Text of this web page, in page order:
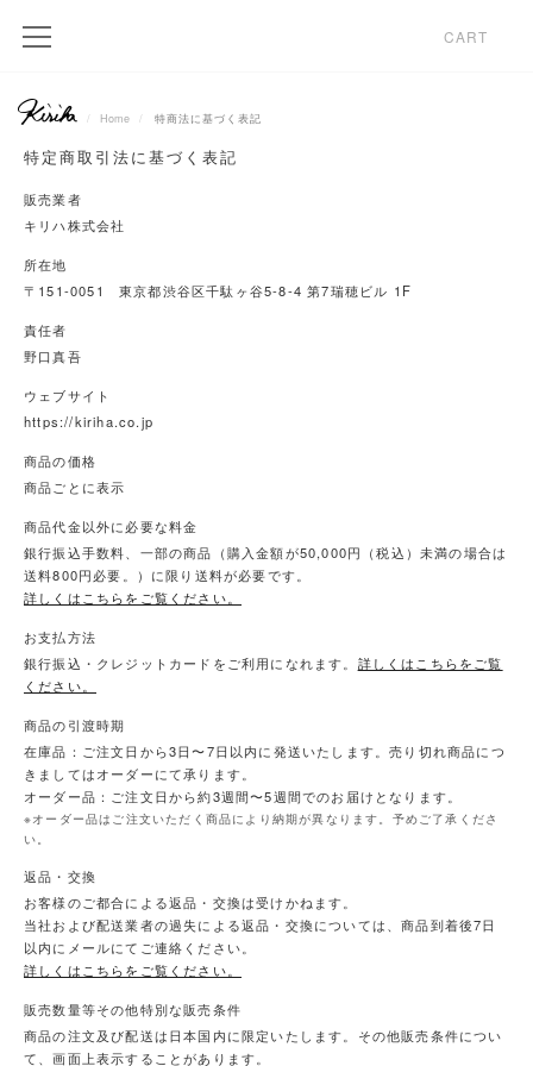
CART
Home 特商法に基づく表記
特定商取引法に基づく表記
販売業者
キリハ株式会社
所在地
〒151-0051 東京都渋谷区千駄ヶ谷5-8-4 第7瑞穂ビル 1F
責任者
野口真吾
ウェブサイト
https://kiriha.co.jp
商品の価格
商品ごとに表示
商品代金以外に必要な料金
銀行振込手数料、一部の商品（購入金額が50,000円（税込）未満の場合は
送料800円必要。）に限り送料が必要です。
詳しくはこちらをご覧ください。
お支払方法
銀行振込・クレジットカードをご利用になれます。 詳しくはこちらをご覧
ください。
商品の引渡時期
在庫品：ご注文日から3日〜7日以内に発送いたします。売り切れ商品につ
きましてはオーダーにて承ります。
オーダー品：ご注文日から約3週間〜5週間でのお届けとなります。
※オーダー品はご注文いただく商品により納期が異なります。予めご了承くださ
い。
返品・交換
お客様のご都合による返品・交換は受けかねます。
当社および配送業者の過失による返品・交換については、商品到着後7日
以内にメールにてご連絡ください。
詳しくはこちらをご覧ください。
販売数量等その他特別な販売条件
商品の注文及び配送は日本国内に限定いたします。その他販売条件につい
て、画面上表示することがあります。